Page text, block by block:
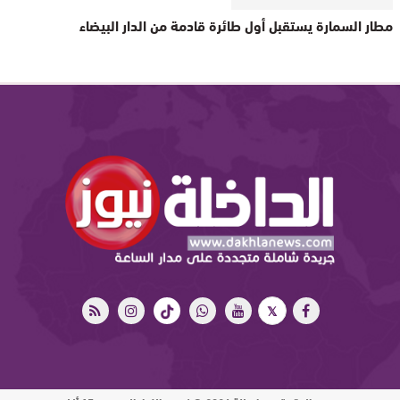
مطار السمارة يستقبل أول طائرة قادمة من الدار البيضاء